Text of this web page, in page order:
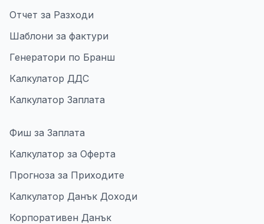
Отчет за Разходи
Шаблони за фактури
Генератори по Бранш
Калкулатор ДДС
Калкулатор Заплата
Фиш за Заплата
Калкулатор за Оферта
Прогноза за Приходите
Калкулатор Данък Доходи
Корпоративен Данък